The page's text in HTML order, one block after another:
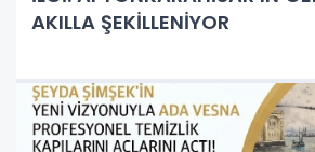
AKILLA ŞEKİLLENİYOR